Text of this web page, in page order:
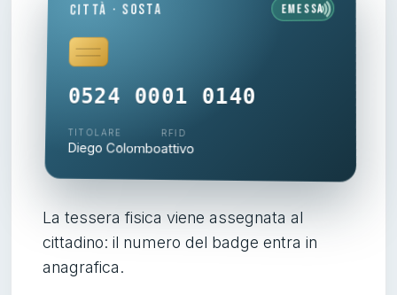
Città · Sosta
0524 0001 0140
TITOLARE
Diego Colombo
RFID
attivo
Emessa
La tessera fisica viene assegnata al
cittadino: il numero del badge entra in
anagrafica.